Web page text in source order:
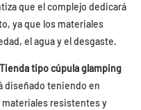
que el complejo dedicará
ya que los materiales
el agua y el desgaste.
Tienda tipo cúpula glamping
diseñado teniendo en
resistentes y